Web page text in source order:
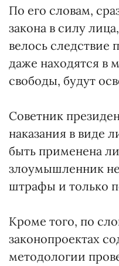
По его словам,
закона в силу
велось следствие
даже находятся в
свободы, будут
Советник
наказания в виде
быть применена
злоумышленник
штрафы и только
Кроме того, по
законопроектах
методологии